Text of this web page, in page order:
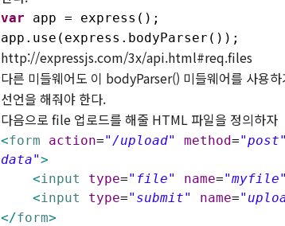
var app = express();
app.use(express.bodyParser());
http://expressjs.com/3x/api.html#req.files
다른 미들웨어도 이 bodyParser() 미들웨어를 사용
선언을 해줘야 한다.
다음으로 file 업로드를 해줄 HTML 파일을 정의하자
<form action="/upload" method="post"
data">
<input type="file" name="myfile"
<input type="submit" name=
</form>